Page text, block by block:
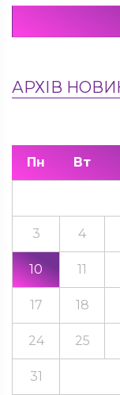
АРХІВ
Пн Вт
3 4
10 11
17 18
24 25
31